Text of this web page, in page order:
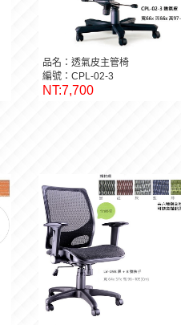
品名：透氣皮主管椅
編號：CPL-02-3
NT:7,700